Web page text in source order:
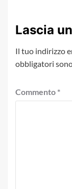
Lascia
Il tuo indirizzo
obbligatori
Commento *